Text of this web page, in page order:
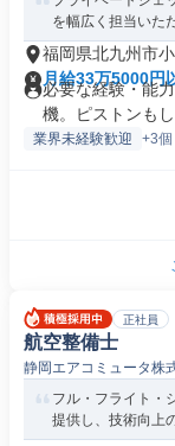
を幅広く担当いた
福岡県北九州市
月給33万5000円
必要な経験・能
機。ピストンも
業界未経験歓迎 +3個
正社員
航空整備士
静岡エアコミュータ株
フル・フライト・
提供し、技術向上